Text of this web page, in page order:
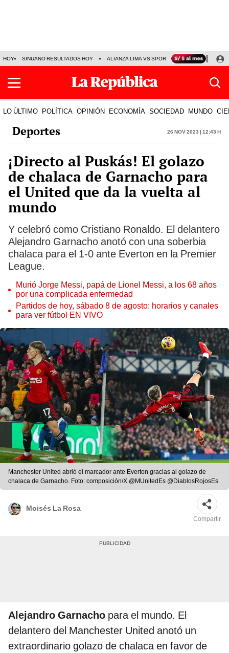
HOY SINUANO RESULTADOS HOY ALIANZA LIMA VS SPORT BOYS JORGE
LO ÚLTIMO POLÍTICA OPINIÓN ECONOMÍA SOCIEDAD MUNDO
Deportes 26 Nov 2023 | 12:43 h
¡Directo al Puskás! El golazo
de chalaca de Garnacho para
el United que da la vuelta al
mundo
Y celebró como Cristiano Ronaldo. El delantero
Alejandro Garnacho anotó con una soberbia
chalaca para el 1-0 ante Everton en la Premier
League.
Murió Jorge Messi, papá de Lionel Messi, a los 68 años
por una complicada enfermedad
Partidos de hoy, sábado 8 de agosto: horarios y canales
para ver fútbol EN VIVO
Manchester United abrió el marcador ante Everton gracias al golazo de
chalaca de Garnacho. Foto: composición/X @MUnitedEs @DiablosRojosEs
Moisés La Rosa
Compartir
Alejandro Garnacho para el mundo. El
delantero del Manchester United anotó un
extraordinario golazo de chalaca en favor de